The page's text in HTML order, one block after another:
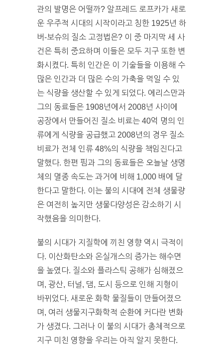
관의 발명은 어떨까? 알프레드 로프카가 새로
운 우주적 시대의 시작이라고 칭한 1925년 하
버-보슈의 질소 고정법은? 이 중 마지막 세 사
건은 특히 중요하며 이들은 모두 지구 또한 변
화시켰다. 특히 인간은 이 기술들을 이용해 수
많은 인간과 더 많은 수의 가축을 먹일 수 있
는 식량을 생산할 수 있게 되었다. 에리스만과
그의 동료들은 1908년에서 2008년 사이에
공장에서 만들어진 질소 비료는 40억 명의 인
류에게 식량을 공급했고 2008년의 경우 질소
비료가 전체 인류 48%의 식량을 책임진다고
말했다. 한편 핌과 그의 동료들은 오늘날 생명
체의 멸종 속도는 과거에 비해 1,000 배에 달
한다고 말한다. 이는 불의 시대에 전체 생물량
은 여전히 높지만 생물다양성은 감소하기 시
작했음을 의미한다.
불의 시대가 지질학에 끼친 영향 역시 극적이
다. 이산화탄소와 온실개스의 증가는 해수면
을 높였다. 질소와 플라스틱 공해가 심해졌으
며, 광산, 터널, 댐, 도시 등으로 인해 지형이
바뀌었다. 새로운 화학 물질들이 만들어졌으
며, 여러 생물지구화학적 순환에 커다란 변화
가 생겼다. 그러나 이 불의 시대가 총체적으로
지구 미친 영향을 우리는 아직 알지 못한다.